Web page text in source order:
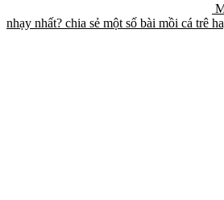
nhạy nhất? chia sẻ một số bài mồi cá trê